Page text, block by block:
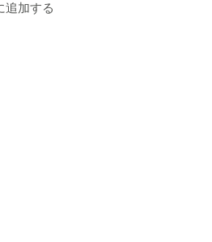
追加する